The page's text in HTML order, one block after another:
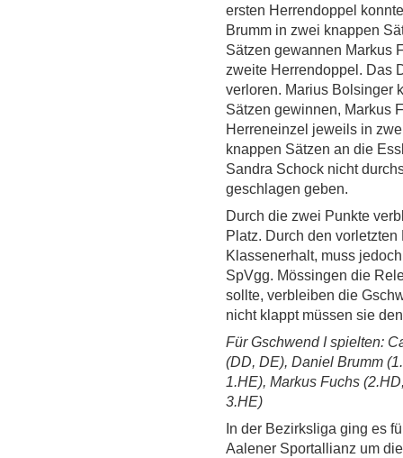
ersten Herrendoppel
Brumm in zwei knappen
Sätzen gewannen Markus
zweite Herrendoppel. Das
verloren. Marius Bolsinger
Sätzen gewinnen, Markus
Herreneinzel jeweils in
knappen Sätzen an die
Sandra Schock nicht
geschlagen geben.
Durch die zwei Punkte
Platz. Durch den
Klassenerhalt, muss
SpVgg. Mössingen die
sollte, verbleiben die
nicht klappt müssen sie
Für Gschwend I spielten:
(DD, DE), Daniel Brumm
1.HE), Markus Fuchs
3.HE)
In der Bezirksliga ging es
Aalener Sportallianz um